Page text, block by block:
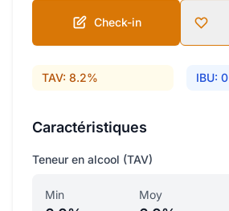
Check-in
TAV: 8.2% IBU: 0
Caractéristiques
Teneur en alcool (TAV)
Min Moy